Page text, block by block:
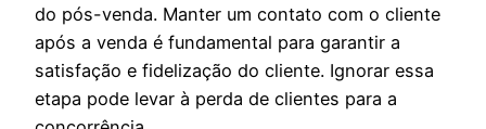
do pós-venda. Manter um contato com o cliente
após a venda é fundamental para garantir a
satisfação e fidelização do cliente. Ignorar essa
etapa pode levar à perda de clientes para a